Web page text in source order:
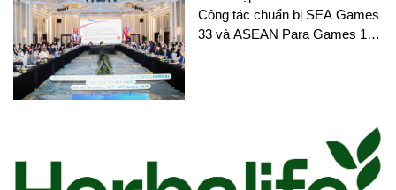
Công tác chuẩn bị SEA Games
33 và ASEAN Para Games 13